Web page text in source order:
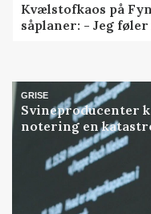
Kvælstofkaos på
såplaner: - Jeg
GRISE
Svineproducenter
notering en